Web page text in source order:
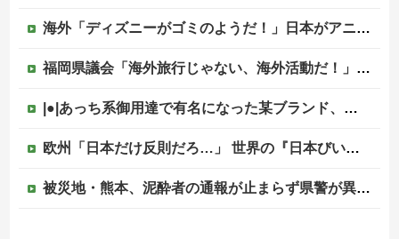
海外「ディズニーがゴミのようだ！」日本がアニメ化した米人気SF作品に絶賛の声が殺到中
福岡県議会「海外旅行じゃない、海外活動だ！」→視察費2.65億円公開で再炎上ｗｗｗ
|●|あっち系御用達で有名になった某ブランド、一時は飛ぶ鳥を落とす勢いだったが今期の業績は……
欧州「日本だけ反則だろ…」 世界の『日本びいき』にヨーロッパ全土から不満の声
被災地・熊本、泥酔者の通報が止まらず県警が異例のお願い